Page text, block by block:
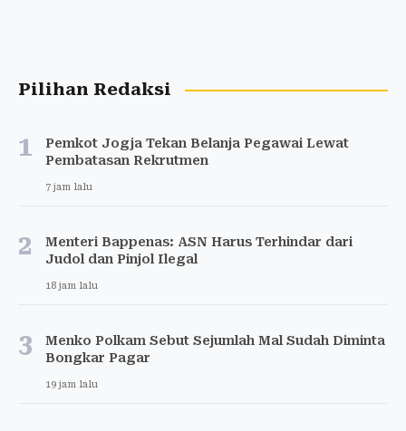
Pilihan Redaksi
1
Pemkot Jogja Tekan Belanja Pegawai Lewat
Pembatasan Rekrutmen
7 jam lalu
2
Menteri Bappenas: ASN Harus Terhindar dari
Judol dan Pinjol Ilegal
18 jam lalu
3
Menko Polkam Sebut Sejumlah Mal Sudah Diminta
Bongkar Pagar
19 jam lalu